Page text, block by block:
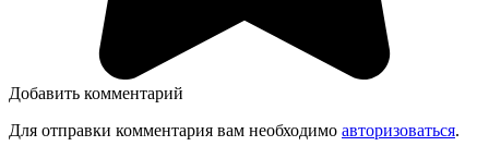
Добавить комментарий
Для отправки комментария вам необходимо авторизоваться.